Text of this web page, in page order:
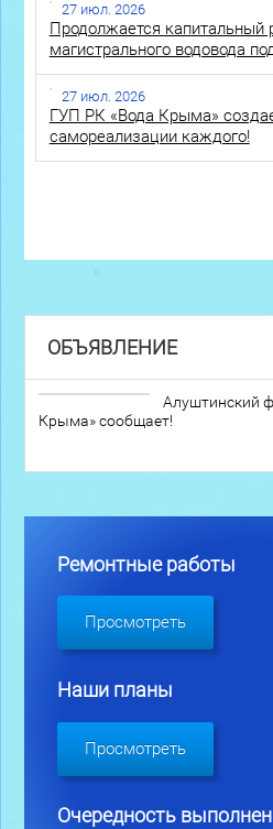
27 июл. 2026
Продолжается капитальный
магистрального водовода
27 июл. 2026
ГУП РК «Вода Крыма»
самореализации каждого!
ОБЪЯВЛЕНИЕ
Алуштинский
Крыма» сообщает!
Ремонтные работы
Просмотреть
Наши планы
Просмотреть
Очередность